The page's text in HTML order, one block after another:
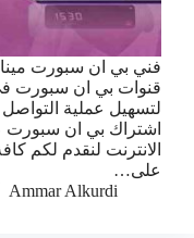
فني بي ان سبورت
قنوات بي ان سبورت في
لتسهيل عملية
اشتراك بي ان سبورت
الانترنت لنقدم لكم
على…
Ammar Alkurdi